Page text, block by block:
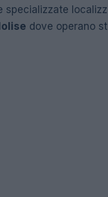
specializzate
dove operano